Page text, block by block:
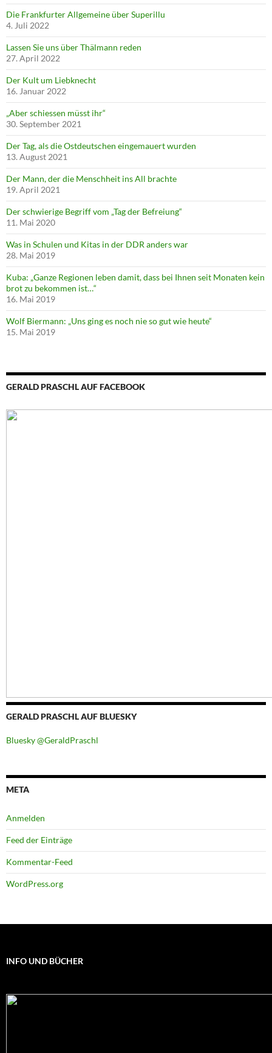
Die Frankfurter Allgemeine über Superillu
4. Juli 2022
Lassen Sie uns über Thälmann reden
27. April 2022
Der Kult um Liebknecht
16. Januar 2022
„Aber schiessen müsst ihr“
30. September 2021
Der Tag, als die Ostdeutschen eingemauert wurden
13. August 2021
Der Mann, der die Menschheit ins All brachte
19. April 2021
Der schwierige Begriff vom „Tag der Befreiung“
11. Mai 2020
Was in Schulen und Kitas in der DDR anders war
28. Mai 2019
Kuba: „Ganze Regionen leben damit, dass bei Ihnen seit Monaten kein
brot zu bekommen ist…“
16. Mai 2019
Wolf Biermann: „Uns ging es noch nie so gut wie heute“
15. Mai 2019
GERALD PRASCHL AUF FACEBOOK
GERALD PRASCHL AUF BLUESKY
Bluesky @GeraldPraschl
META
Anmelden
Feed der Einträge
Kommentar-Feed
WordPress.org
INFO UND BÜCHER